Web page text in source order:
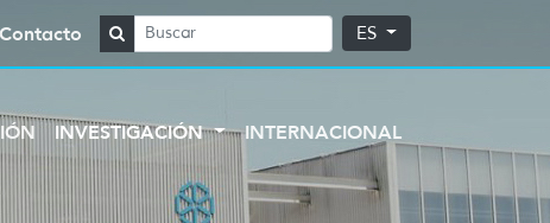
Contacto ES
INVESTIGACIÓN INTERNACIONAL